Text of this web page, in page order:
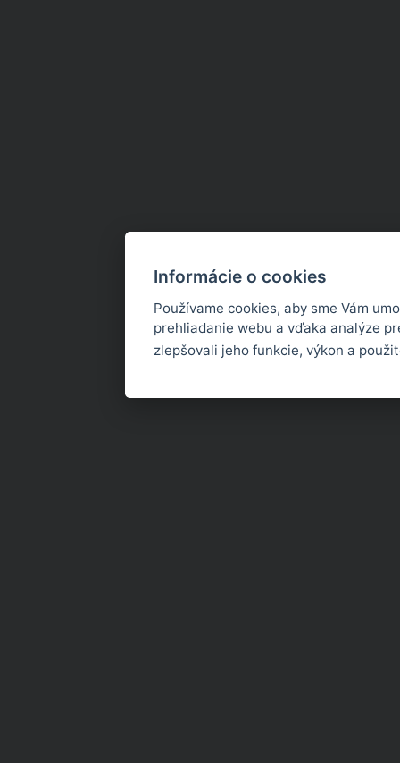
Informácie o cookies
Používame cookies, aby sme Vám
prehliadanie webu a vďaka analýze
zlepšovali jeho funkcie, výkon a